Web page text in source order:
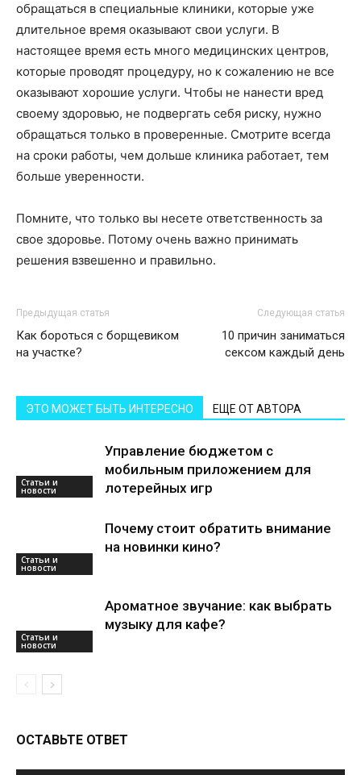
обращаться в специальные клиники, которые уже
длительное время оказывают свои услуги. В
настоящее время есть много медицинских центров,
которые проводят процедуру, но к сожалению не все
оказывают хорошие услуги. Чтобы не нанести вред
своему здоровью, не подвергать себя риску, нужно
обращаться только в проверенные. Смотрите всегда
на сроки работы, чем дольше клиника работает, тем
больше уверенности.
Помните, что только вы несете ответственность за
свое здоровье. Потому очень важно принимать
решения взвешенно и правильно.
Предыдущая статья
Как бороться с борщевиком
на участке?
Следующая статья
10 причин заниматься
сексом каждый день
ЭТО МОЖЕТ БЫТЬ ИНТЕРЕСНО ЕЩЕ ОТ АВТОРА
Управление бюджетом с
мобильным приложением для
лотерейных игр
Почему стоит обратить внимание
на новинки кино?
Ароматное звучание: как выбрать
музыку для кафе?
ОСТАВЬТЕ ОТВЕТ